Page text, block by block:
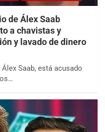
de Álex Saab
a chavistas y
y lavado de dinero
Saab, está acusado